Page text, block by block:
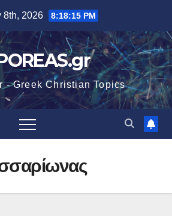
8th, 2026 8:18:16 PM
- Greek Christian Topics